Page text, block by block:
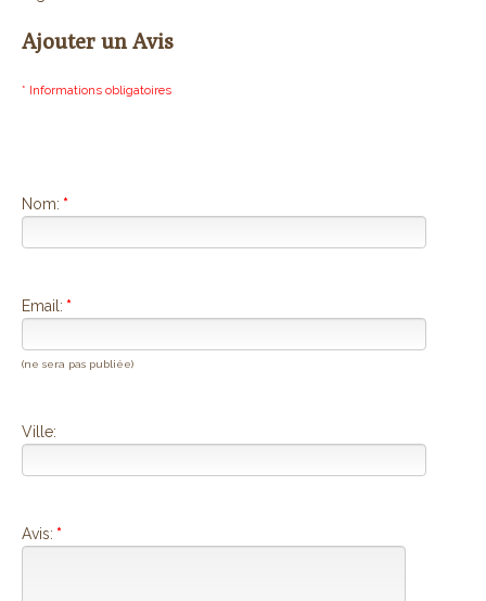
Ajouter un Avis
* Informations obligatoires
Nom: *
Email: *
(ne sera pas publiée)
Ville:
Avis: *